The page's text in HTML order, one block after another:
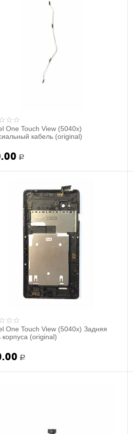
One Touch View (5040x)
кабель (original)
Р
One Touch View (5040x) Задняя
корпуса (original)
Р